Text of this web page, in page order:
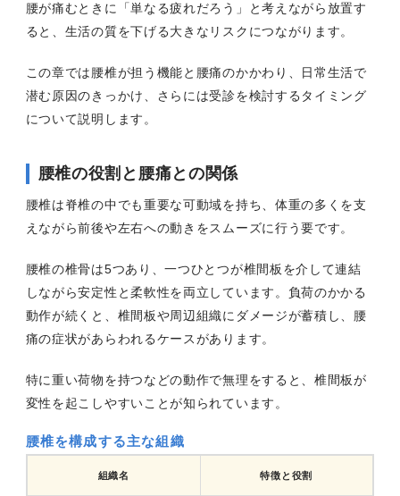
腰が痛むときに「単なる疲れだろう」と考えながら放置す
ると、生活の質を下げる大きなリスクにつながります。
この章では腰椎が担う機能と腰痛のかかわり、日常生活で
潜む原因のきっかけ、さらには受診を検討するタイミング
について説明します。
腰椎の役割と腰痛との関係
腰椎は脊椎の中でも重要な可動域を持ち、体重の多くを支
えながら前後や左右への動きをスムーズに行う要です。
腰椎の椎骨は5つあり、一つひとつが椎間板を介して連結
しながら安定性と柔軟性を両立しています。負荷のかかる
動作が続くと、椎間板や周辺組織にダメージが蓄積し、腰
痛の症状があらわれるケースがあります。
特に重い荷物を持つなどの動作で無理をすると、椎間板が
変性を起こしやすいことが知られています。
腰椎を構成する主な組織
組織名 特徴と役割